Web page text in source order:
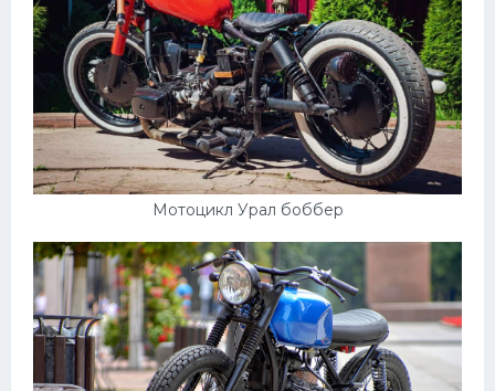
Мотоцикл Урал боббер